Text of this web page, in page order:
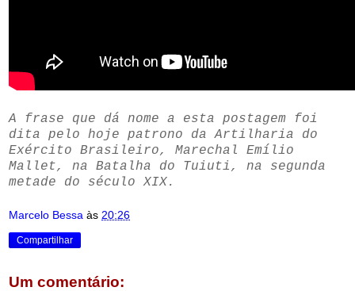
A frase que dá nome a esta postagem foi
dita pelo hoje patrono da Artilharia do
Exército Brasileiro, Marechal Emílio
Mallet, na Batalha do Tuiuti, na segunda
metade do século XIX.
Marcelo Bessa às 20:26
Compartilhar
Um comentário: